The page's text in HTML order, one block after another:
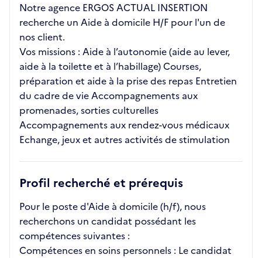
Notre agence ERGOS ACTUAL INSERTION
recherche un Aide à domicile H/F pour l'un de
nos client.
Vos missions : Aide à l’autonomie (aide au lever,
aide à la toilette et à l’habillage) Courses,
préparation et aide à la prise des repas Entretien
du cadre de vie Accompagnements aux
promenades, sorties culturelles
Accompagnements aux rendez-vous médicaux
Echange, jeux et autres activités de stimulation
Profil recherché et prérequis
Pour le poste d'Aide à domicile (h/f), nous
recherchons un candidat possédant les
compétences suivantes :
Compétences en soins personnels : Le candidat